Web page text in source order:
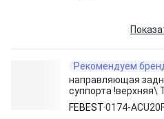
Рекомендуем
направляющая
суппорта !верхняя\
ACA20/CLA20/ZCA25
FEBEST
FEBEST0174-